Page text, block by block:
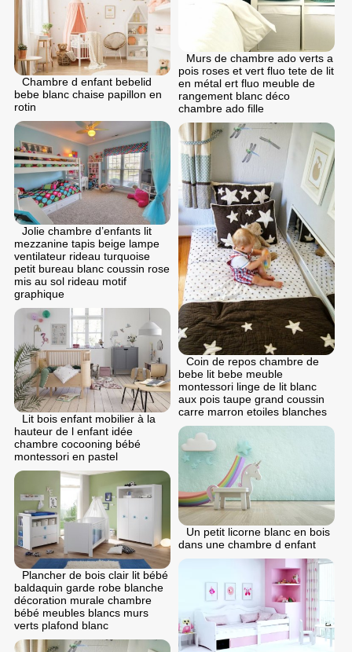
Murs de chambre ado verts a
pois roses et vert fluo tete de lit
en métal ert fluo meuble de
rangement blanc déco
chambre ado fille
Chambre d enfant bebelid
bebe blanc chaise papillon en
rotin
Jolie chambre d’enfants lit
mezzanine tapis beige lampe
ventilateur rideau turquoise
petit bureau blanc coussin rose
mis au sol rideau motif
graphique
Coin de repos chambre de
bebe lit bebe meuble
montessori linge de lit blanc
aux pois taupe grand coussin
carre marron etoiles blanches
Lit bois enfant mobilier à la
hauteur de l enfant idée
chambre cocooning bébé
montessori en pastel
Un petit licorne blanc en bois
dans une chambre d enfant
Plancher de bois clair lit bébé
baldaquin garde robe blanche
décoration murale chambre
bébé meubles blancs murs
verts plafond blanc